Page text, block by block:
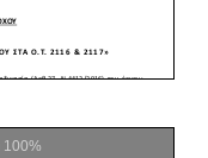
100%